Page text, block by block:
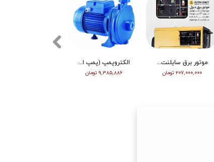
الکتروپمپ (پمپ اب ) ویگو بشقابی 0/5 اسب پروانه پلاستیک CPM130
۹,۳۸۵,۸۸۶ تومان
موتور برق سایلنت ورما گازوییلی 7 کیلووات VM9700T
۲۰۷,۰۰۰,۰۰۰ تومان